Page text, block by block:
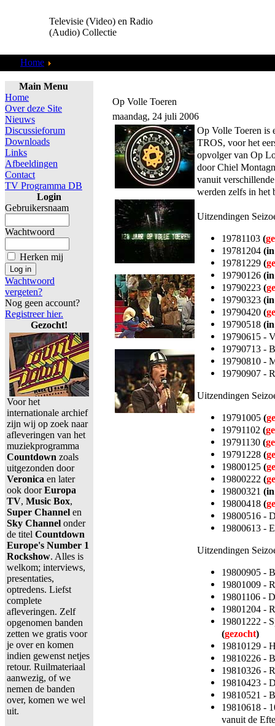
Televisie (Video) en Radio
(Audio) Collectie
Home
Main Menu
Home
Over deze Site
Nieuws
Discussieforum
Downloads
Links
Afbeeldingen
Contact
TV Programma DB
Login
Gebruikersnaam
Wachtwoord
Herken mij
Wachtwoord
vergeten?
Nog geen account?
Registreer hier.
Gezocht!
Voor het
internationale archief
zijn wij op zoek naar
afleveringen van het
muziekprogramma
Countdown zoals
uitgezonden door
Veronica en later
ook doorEuropa
TV, Music Box,
Super Channel en
Sky Channel onder
de titel Countdown
Europe's Number 1
Rockshow. Alles is
welkom; interviews,
presentaties,
optredens. Liefst
complete
afleveringen. Zelf
opgenomen banden
zetten we gratis voor
je over en komen
indien gewenst netjes
retour. Ruilmateriaal
aanwezig, of we
nemen de banden
over, komen we wel
uit.
Op Volle Toeren
maandag, 24 juli 2006
Op Volle Toeren is
TROS, voor het
opvolger van Op
door Chiel
vanuit
werden zelfs in het
Uitzendingen
19781103 (
19781204
19781229 (
19790126
19790223 (
19790323
19790420 (
19790518
19790615 -
19790713 -
19790810 -
19790907 -
Uitzendingen
19791005 (
19791102 (
19791130 (
19791228 (
19800125 (
19800222 (
19800321
19800418 (
19800516 -
19800613 -
Uitzendingen
19800905 -
19801009 -
19801106 -
19801204 -
19801222 -
(gezocht)
19810129 -
19810226 -
19810326 -
19810423 -
19810521 -
19810618 -
vanuit de